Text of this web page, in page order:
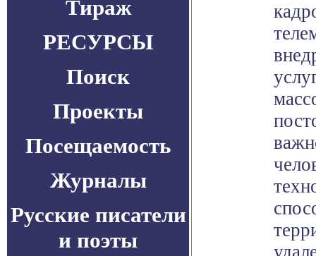
Тираж
РЕСУРСЫ
Поиск
Проекты
Посещаемость
Журналы
Русские писатели
и поэты